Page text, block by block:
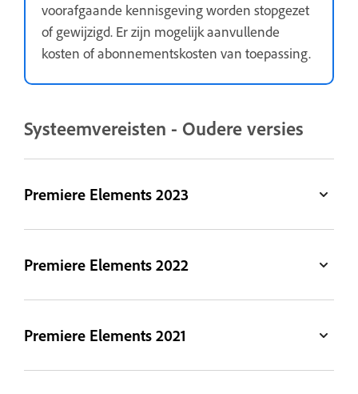
voorafgaande kennisgeving worden stopgezet
of gewijzigd. Er zijn mogelijk aanvullende
kosten of abonnementskosten van toepassing.
Systeemvereisten - Oudere versies
Premiere Elements 2023
Premiere Elements 2022
Premiere Elements 2021